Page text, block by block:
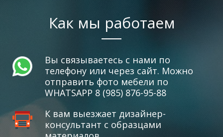
Как мы работаем
Вы связываетесь с нами по
телефону или через сайт. Можно
отправить фото мебели по
WHATSAPP 8 (985) 876-95-88
К вам выезжает дизайнер-
консультант с образцами